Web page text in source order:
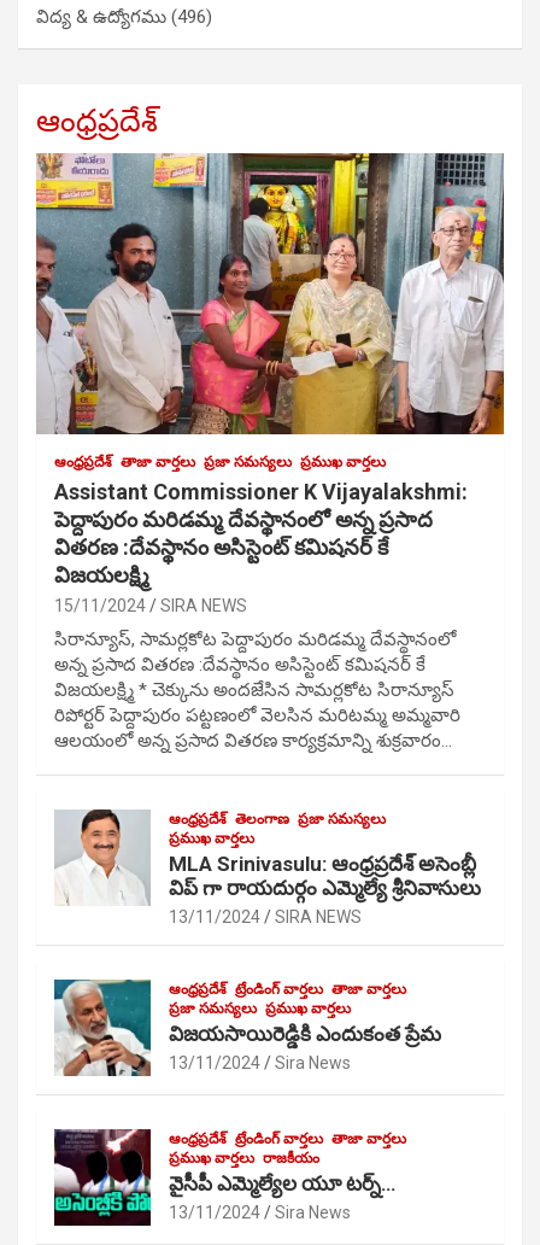
విద్య & ఉద్యోగము (496)
ఆంధ్రప్రదేశ్
ఆంధ్రప్రదేశ్ తాజా వార్తలు ప్రజా సమస్యలు ప్రముఖ వార్తలు
Assistant Commissioner K Vijayalakshmi:
పెద్దాపురం మరిడమ్మ దేవస్థానంలో అన్న ప్రసాద
వితరణ :దేవస్థానం అసిస్టెంట్ కమిషనర్ కే
విజయలక్ష్మి
15/11/2024 SIRA NEWS
సిరాన్యూస్, సామర్లకోట పెద్దాపురం మరిడమ్మ దేవస్థానంలో
అన్న ప్రసాద వితరణ :దేవస్థానం అసిస్టెంట్ కమిషనర్ కే
విజయలక్ష్మి * చెక్కును అందజేసిన సామర్లకోట సిరాన్యూస్
రిపోర్టర్ పెద్దాపురం పట్టణంలో వెలసిన మరిటమ్మ అమ్మవారి
ఆలయంలో అన్న ప్రసాద వితరణ కార్యక్రమాన్ని శుక్రవారం…
ఆంధ్రప్రదేశ్ తెలంగాణ ప్రజా సమస్యలు
ప్రముఖ వార్తలు
MLA Srinivasulu: ఆంధ్రప్రదేశ్ అసెంబ్లీ
విప్ గా రాయదుర్గం ఎమ్మెల్యే శ్రీనివాసులు
13/11/2024 SIRA NEWS
ఆంధ్రప్రదేశ్ ట్రేండింగ్ వార్తలు తాజా వార్తలు
ప్రజా సమస్యలు ప్రముఖ వార్తలు
విజయసాయిరెడ్డికి ఎందుకంత ప్రేమ
13/11/2024 Sira News
ఆంధ్రప్రదేశ్ ట్రేండింగ్ వార్తలు తాజా వార్తలు
ప్రముఖ వార్తలు రాజకీయం
వైసీపీ ఎమ్మెల్యేల యూ టర్న్…
13/11/2024 Sira News